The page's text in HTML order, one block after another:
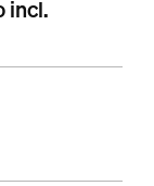
incl.